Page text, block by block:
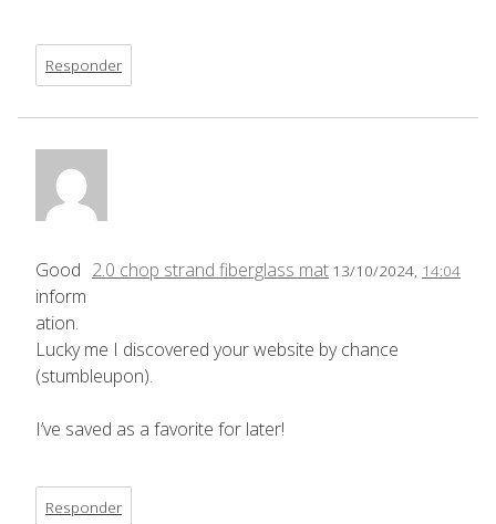
Responder
2.0 chop strand fiberglass mat 13/10/2024, 14:04
Good
inform
ation.
Lucky me I discovered your website by chance
(stumbleupon).
I’ve saved as a favorite for later!
Responder